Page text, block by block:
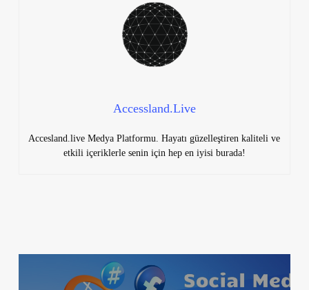
Accessland.Live
Accesland.live Medya Platformu. Hayatı güzelleştiren kaliteli ve
etkili içeriklerle senin için hep en iyisi burada!